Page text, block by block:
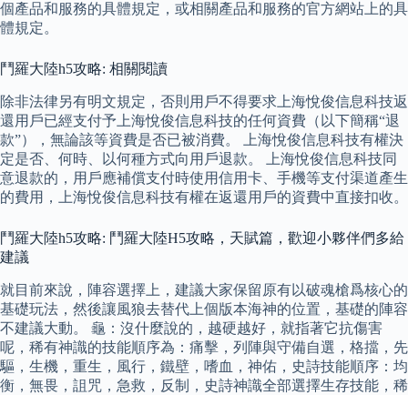
個產品和服務的具體規定，或相關產品和服務的官方網站上的具
體規定。
鬥羅大陸h5攻略: 相關閱讀
除非法律另有明文規定，否則用戶不得要求上海悅俊信息科技返
還用戶已經支付予上海悅俊信息科技的任何資費（以下簡稱“退
款”），無論該等資費是否已被消費。 上海悅俊信息科技有權決
定是否、何時、以何種方式向用戶退款。 上海悅俊信息科技同
意退款的，用戶應補償支付時使用信用卡、手機等支付渠道產生
的費用，上海悅俊信息科技有權在返還用戶的資費中直接扣收。
鬥羅大陸h5攻略: 鬥羅大陸H5攻略，天賦篇，歡迎小夥伴們多給
建議
就目前來說，陣容選擇上，建議大家保留原有以破魂槍爲核心的
基礎玩法，然後讓風狼去替代上個版本海神的位置，基礎的陣容
不建議大動。 龜：沒什麼說的，越硬越好，就指著它抗傷害
呢，稀有神識的技能順序為：痛擊，列陣與守備自選，格擋，先
驅，生機，重生，風行，鐵壁，嗜血，神佑，史詩技能順序：均
衡，無畏，詛咒，急救，反制，史詩神識全部選擇生存技能，稀